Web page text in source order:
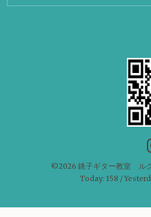
©2026 銚子ギター教室 ル
Today: 158 /